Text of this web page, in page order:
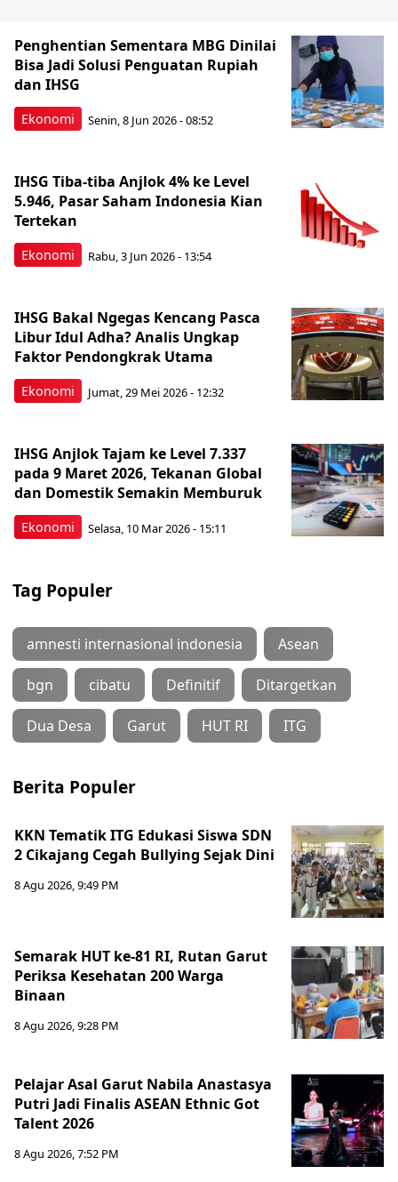
Ekonomi
Penghentian Sementara MBG Dinilai
Bisa Jadi Solusi Penguatan Rupiah
dan IHSG
Senin, 8 Jun 2026 - 08:52
Ekonomi
IHSG Tiba-tiba Anjlok 4% ke Level
5.946, Pasar Saham Indonesia Kian
Tertekan
Rabu, 3 Jun 2026 - 13:54
Ekonomi
IHSG Bakal Ngegas Kencang Pasca
Libur Idul Adha? Analis Ungkap
Faktor Pendongkrak Utama
Jumat, 29 Mei 2026 - 12:32
Ekonomi
IHSG Anjlok Tajam ke Level 7.337
pada 9 Maret 2026, Tekanan Global
dan Domestik Semakin Memburuk
Selasa, 10 Mar 2026 - 15:11
Tag Populer
amnesti internasional indonesia Asean
bgn cibatu Definitif Ditargetkan
Dua Desa Garut HUT RI ITG
Berita Populer
KKN Tematik ITG Edukasi Siswa SDN
2 Cikajang Cegah Bullying Sejak Dini
8 Agu 2026, 9:49 PM
Semarak HUT ke-81 RI, Rutan Garut
Periksa Kesehatan 200 Warga
Binaan
8 Agu 2026, 9:28 PM
Pelajar Asal Garut Nabila Anastasya
Putri Jadi Finalis ASEAN Ethnic Got
Talent 2026
8 Agu 2026, 7:52 PM